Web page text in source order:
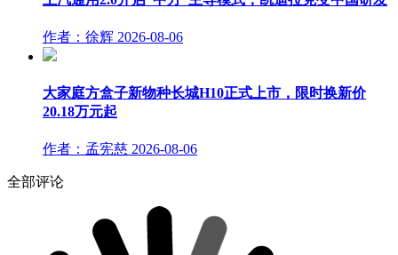
作者：徐辉 2026-08-06
大家庭方盒子新物种长城H10正式上市，限时换新价
20.18万元起
作者：孟宪慈 2026-08-06
全部评论